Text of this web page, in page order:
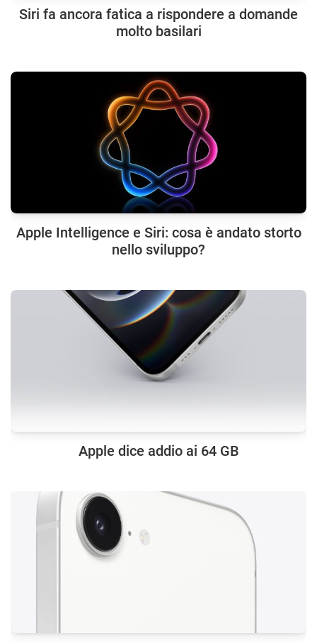
Siri fa ancora fatica a rispondere a domande
molto basilari
Apple Intelligence e Siri: cosa è andato storto
nello sviluppo?
Apple dice addio ai 64 GB